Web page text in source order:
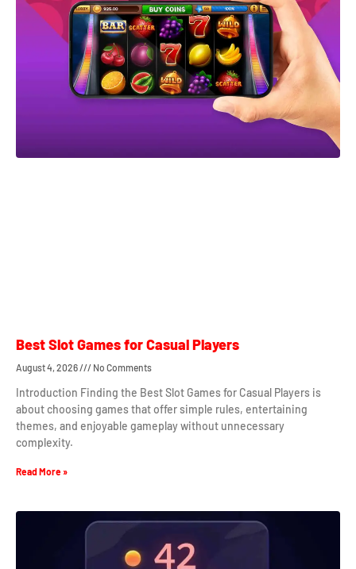
Best Slot Games for Casual Players
August 4, 2026 No Comments
Introduction Finding the Best Slot Games for Casual Players is
about choosing games that offer simple rules, entertaining
themes, and enjoyable gameplay without unnecessary
complexity.
Read More »